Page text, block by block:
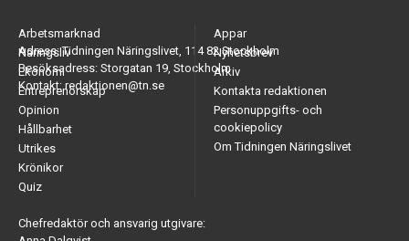
Adress: Tidningen Näringslivet, 114 82 Stockholm
Besöksadress: Storgatan 19, Stockholm
Kontakt: redaktionen@tn.se
Arbetsmarknad
Näringsliv
Ekonomi
Entreprenörskap
Opinion
Hållbarhet
Utrikes
Krönikor
Quiz
Appar
Nyhetsbrev
Arkiv
Kontakta redaktionen
Personuppgifts- och
cookiepolicy
Om Tidningen Näringslivet
Chefredaktör och ansvarig utgivare: